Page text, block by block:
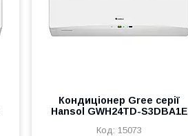
Кондиціонер Gree серії
Hansol GWH24TD-S3DBA1E
15073